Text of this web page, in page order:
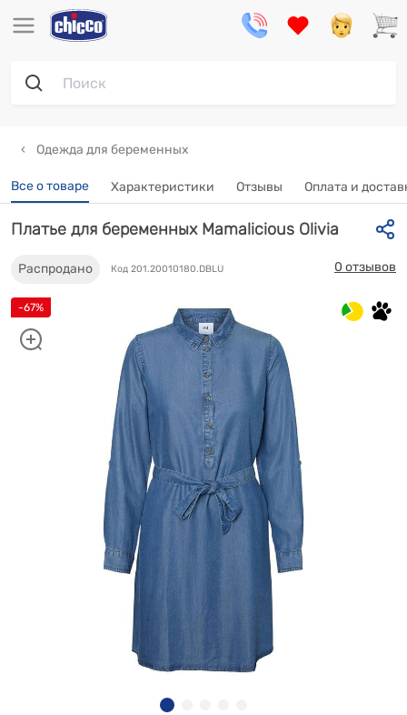
Одежда для беременных
Все о товаре Характеристики Отзывы Оплата и
-67%
Платье для беременных Mamalicious Olivia
Распродано Код 201.20010180.DBLU 0 отзывов